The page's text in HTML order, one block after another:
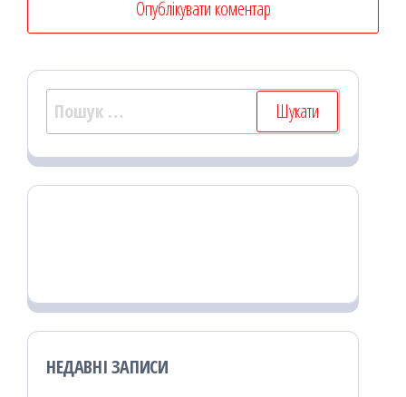
Пошук:
НЕДАВНІ ЗАПИСИ